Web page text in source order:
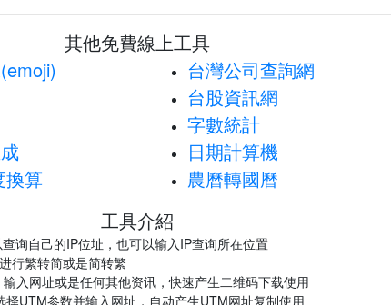
其他免費線上工具
換算
台灣公司查詢網
台股資訊網
字數統計
日期計算機
農曆轉國曆
工具介紹
询自己的IP位址，也可以输入IP查询所在位置
行繁转简或是简转繁
输入网址或是任何其他资讯，快速产生二维码下载使用
择UTM参数并输入网址，自动产生UTM网址复制使用